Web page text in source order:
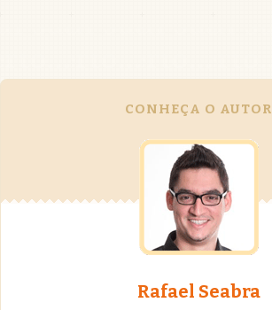
CONHEÇA O AUTOR
Rafael Seabra